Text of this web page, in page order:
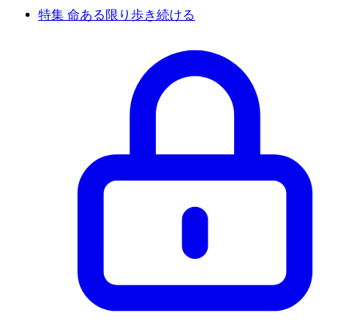
特集 命ある限り歩き続ける